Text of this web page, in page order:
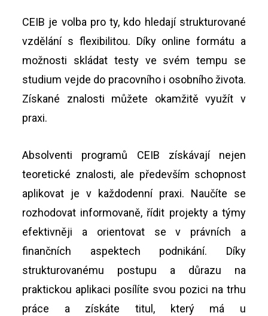
CEIB je volba pro ty, kdo hledají strukturované
vzdělání s flexibilitou. Díky online formátu a
možnosti skládat testy ve svém tempu se
studium vejde do pracovního i osobního života.
Získané znalosti můžete okamžitě využít v
praxi.
Absolventi programů CEIB získávají nejen
teoretické znalosti, ale především schopnost
aplikovat je v každodenní praxi. Naučíte se
rozhodovat informovaně, řídit projekty a týmy
efektivněji a orientovat se v právních a
finančních aspektech podnikání. Díky
strukturovanému postupu a důrazu na
praktickou aplikaci posílíte svou pozici na trhu
práce a získáte titul, který má u